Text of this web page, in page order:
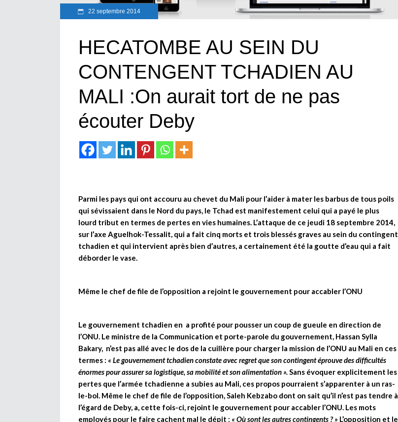
22 septembre 2014
HECATOMBE AU SEIN DU
CONTENGENT TCHADIEN AU
MALI :On aurait tort de ne pas
écouter Deby
Parmi les pays qui ont accouru au chevet du Mali pour l’aider à mater les barbus de tous poils
qui sévissaient dans le Nord du pays, le Tchad est manifestement celui qui a payé le plus
lourd tribut en termes de pertes en vies humaines. L’attaque de ce jeudi 18 septembre 2014,
sur l’axe Aguelhok-Tessalit, qui a fait cinq morts et trois blessés graves au sein du contingent
tchadien et qui intervient après bien d’autres, a certainement été la goutte d’eau qui a fait
déborder le vase.
Même le chef de file de l’opposition a rejoint le gouvernement pour accabler l’ONU
Le gouvernement tchadien en a profité pour pousser un coup de gueule en direction de
l’ONU. Le ministre de la Communication et porte-parole du gouvernement, Hassan Sylla
Bakary, n’est pas allé avec le dos de la cuillère pour charger la mission de l’ONU au Mali en ces
termes : « Le gouvernement tchadien constate avec regret que son contingent éprouve des difficultés
énormes pour assurer sa logistique, sa mobilité et son alimentation ». Sans évoquer explicitement les
pertes que l’armée tchadienne a subies au Mali, ces propos pourraient s’apparenter à un ras-
le-bol. Même le chef de file de l’opposition, Saleh Kebzabo dont on sait qu’il n’est pas tendre à
l’égard de Deby, a, cette fois-ci, rejoint le gouvernement pour accabler l’ONU. Les mots
employés pour le faire cachent mal le dépit : « Où sont les autrescontingents ? » L’opposition et le